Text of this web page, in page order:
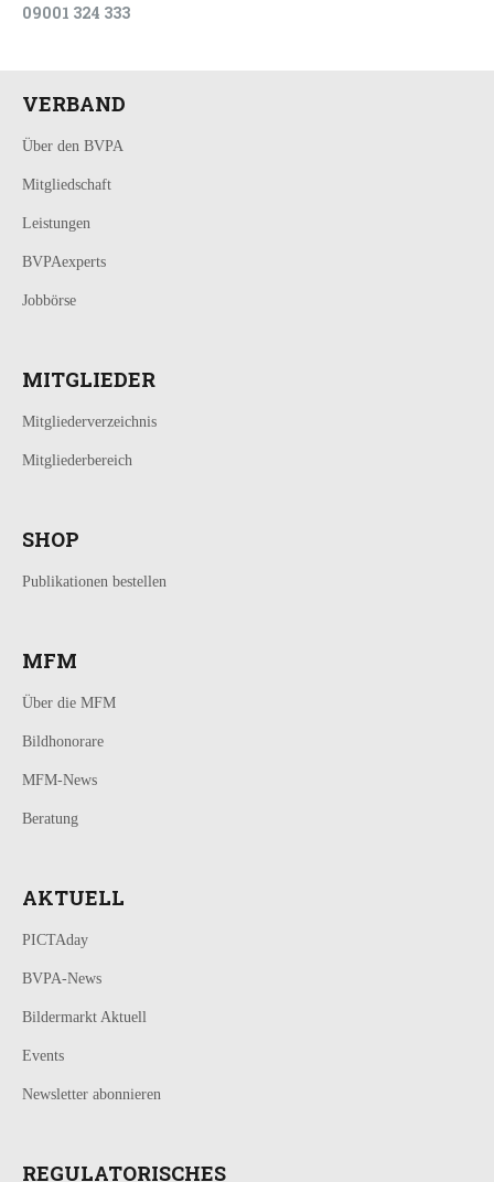
09001 324 333
VERBAND
Über den BVPA
Mitgliedschaft
Leistungen
BVPAexperts
Jobbörse
MITGLIEDER
Mitgliederverzeichnis
Mitgliederbereich
SHOP
Publikationen bestellen
MFM
Über die MFM
Bildhonorare
MFM-News
Beratung
AKTUELL
PICTAday
BVPA-News
Bildermarkt Aktuell
Events
Newsletter abonnieren
REGULATORISCHES